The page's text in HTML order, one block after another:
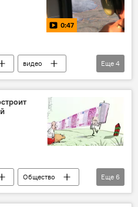
0:47
видео
Украина
Еще 4
Общество
Nachrichten
Еще 6